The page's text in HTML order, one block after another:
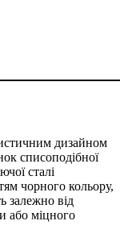
дизайном
списоподібної
сталі
чорного кольору,
залежно від
або міцного